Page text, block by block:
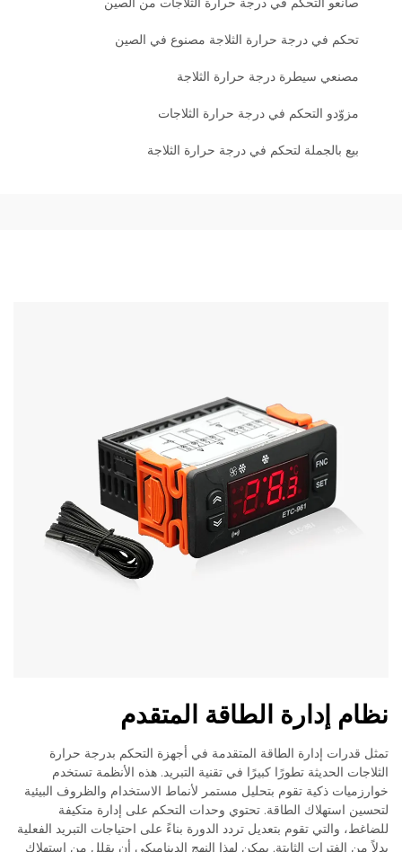
تحكم في درجة حرارة الثلاجة مصنوع في الصين
مصنعي سيطرة درجة حرارة الثلاجة
مزوّدو التحكم في درجة حرارة الثلاجات
بيع بالجملة لتحكم في درجة حرارة الثلاجة
نظام إدارة الطاقة المتقدم
تمثل قدرات إدارة الطاقة المتقدمة في أجهزة التحكم بدرجة حرارة
الثلاجات الحديثة تطورًا كبيرًا في تقنية التبريد. هذه الأنظمة تستخدم
خوارزميات ذكية تقوم بتحليل مستمر لأنماط الاستخدام والظروف البيئية
لتحسين استهلاك الطاقة. تحتوي وحدات التحكم على إدارة متكيفة
للضاغط، والتي تقوم بتعديل تردد الدورة بناءً على احتياجات التبريد الفعلية
بدلاً من الفترات الثابتة. يمكن لهذا النهج الديناميكي أن يقلل من استهلاك